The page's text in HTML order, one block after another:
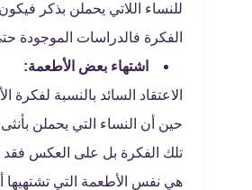
للنساء اللاتي يحملن بذكر
الفكرة فالدراسات الموجودة
اشتهاء بعض الأطعمة:
الاعتقاد السائد بالنسبة
حين أن النساء التي يحملن
تلك الفكرة بل على العكس فقد
هي نفس الأطعمة التي تشتهيها